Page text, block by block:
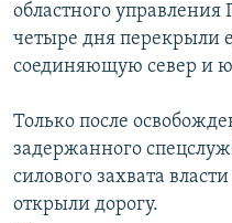
областного
четыре дня перекрыли
соединяющую север и
Только после
задержанного
силового захвата
открыли дорогу.